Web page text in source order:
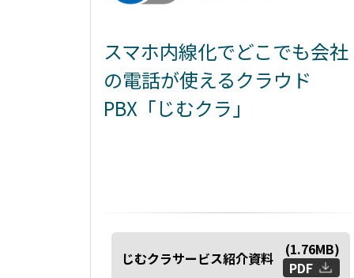
スマホ内線化でどこでも会社
の電話が使えるクラウド
PBX「じむクラ」
じむクラサービス紹介資料 (1.76MB)
PDF